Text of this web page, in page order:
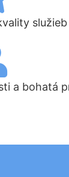
služieb
a bohatá